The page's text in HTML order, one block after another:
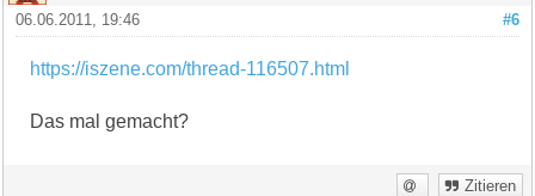
#6
06.06.2011, 19:46
https://iszene.com/thread-116507.html
Das mal gemacht?
Zitieren